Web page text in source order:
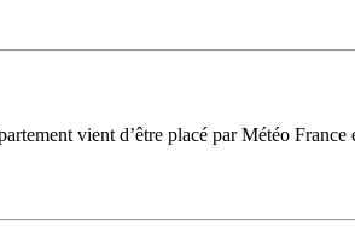
vient d’être placé par Météo